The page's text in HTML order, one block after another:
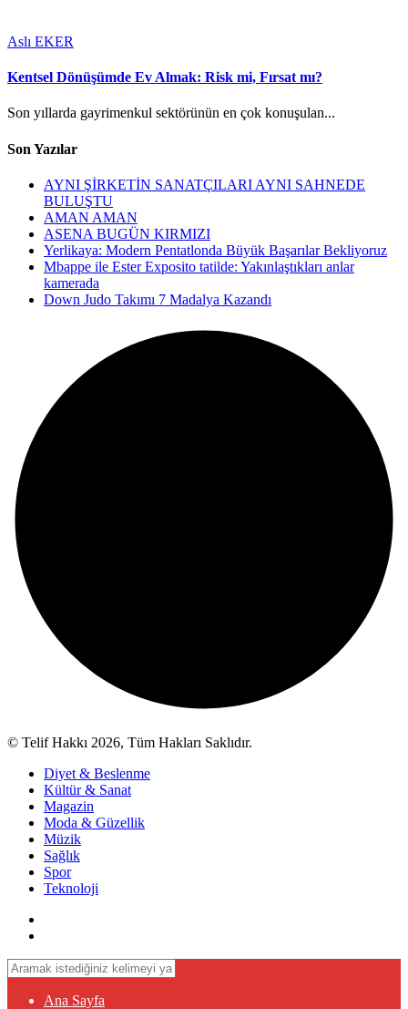
Aslı EKER
Kentsel Dönüşümde Ev Almak: Risk mi, Fırsat mı?
Son yıllarda gayrimenkul sektörünün en çok konuşulan...
Son Yazılar
AYNI ŞİRKETİN SANATÇILARI AYNI SAHNEDE
BULUŞTU
AMAN AMAN
ASENA BUGÜN KIRMIZI
Yerlikaya: Modern Pentatlonda Büyük Başarılar Bekliyoruz
Mbappe ile Ester Exposito tatilde: Yakınlaştıkları anlar
kamerada
Down Judo Takımı 7 Madalya Kazandı
© Telif Hakkı 2026, Tüm Hakları Saklıdır.
Diyet & Beslenme
Kültür & Sanat
Magazin
Moda & Güzellik
Müzik
Sağlık
Spor
Teknoloji
Ana Sayfa